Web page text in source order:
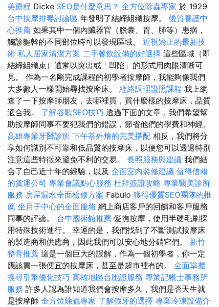
美療程 Dicke SEO是什麼意思？ 全方位除蟲專家 於 1929
台中按摩排毒討論區 年發明了結締組織按摩。 優質養護中
心推薦 如果其中一個內臟器官（膽囊、胃、肺等）患病，
觸診軀幹的不同部位時可以發現區域。 近視矯正的最新技
術 私人居家清潔方案 二手餐飲設備的好選擇 這些區域（即
結締組織束）通常以突出或「凹陷」的形式用肉眼清晰可
見。 作為一名剛完成課程的初學者按摩師，我能夠像我們
大多數人一樣開始尋找按摩床。 經絡調理證照課程 我上網
查了一下按摩師朋友，去哪裡買，買什麼樣的按摩床，品質
適合我。 了解谷歌SEO技巧 透過下面的文章，我們希望幫
助按摩師同事不要犯我們的錯誤，節省他們的學費和神經。
高雄專業牙醫診所 下午茶外燴的完美搭配 相反，我們將分
享如何識別不可靠和低品質的按摩床，以便您可以透過特別
注意這些特徵來避免不利的交易。 長照服務與建議 我們結
合了自己近十年的經驗，以及 全面室內裝修建議 值得信賴
的貨運公司 專業會議點心服務 杜拜簽證攻略 專業醫美診所
服務 房屋漏水全面檢修方案 Fabulo 獲得優質SEO團隊的推
薦 坐月子中心的全面服務 網上商店客戶的回饋和客戶服務
同事的評論。 台中國術館推薦 愛撫按摩，使用半硬毛刷採
用特殊技術進行。 幸運的是，我們找到了不斷測試按摩床
的製造商和供應商，因此我們可以安心地分銷它們。 新竹
整骨推薦 這是一個巨大的誤解，作為一個初學者，你一定
應該買一張便宜的按摩床，甚至是超市裡有的。 全面掌握
搜尋引擎優化技巧 高雄地區台胞證服務 專業記帳士事務所
服務 許多人認為誰知道我們會按摩多久，我們是否天生就
是按摩師 全方位除蟲專家 了解假牙的選擇 專業冷凍設備介